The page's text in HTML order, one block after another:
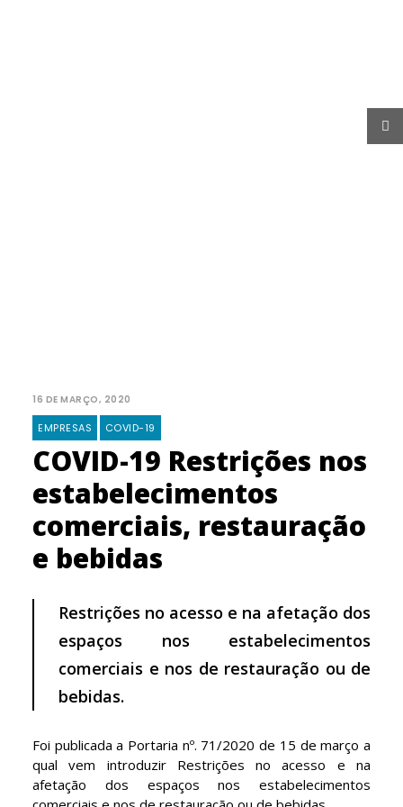
16 DE MARÇO, 2020
EMPRESAS COVID-19
COVID-19 Restrições nos
estabelecimentos
comerciais, restauração
e bebidas
Restrições no acesso e na afetação dos
espaços nos estabelecimentos
comerciais e nos de restauração ou de
bebidas.
Foi publicada a Portaria nº. 71/2020 de 15 de março a
qual vem introduzir Restrições no acesso e na
afetação dos espaços nos estabelecimentos